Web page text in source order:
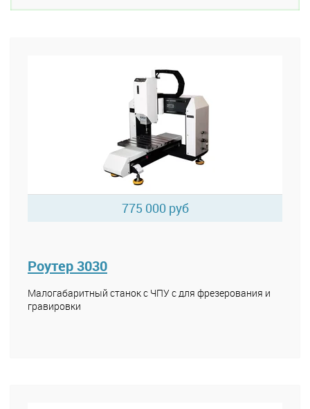
775 000 руб
Роутер 3030
Малогабаритный станок с ЧПУ с для фрезерования и
гравировки